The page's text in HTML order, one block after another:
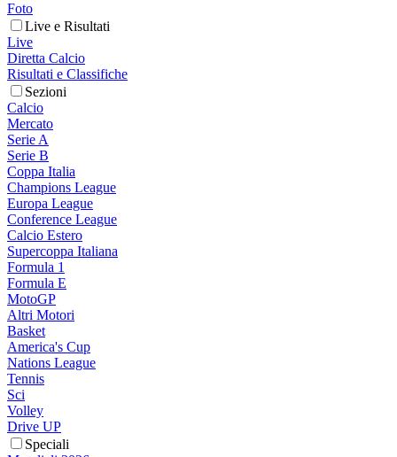
Foto
Live e Risultati
Live
Diretta Calcio
Risultati e Classifiche
Sezioni
Calcio
Mercato
Serie A
Serie B
Coppa Italia
Champions League
Europa League
Conference League
Calcio Estero
Supercoppa Italiana
Formula 1
Formula E
MotoGP
Altri Motori
Basket
America's Cup
Nations League
Tennis
Sci
Volley
Drive UP
Speciali